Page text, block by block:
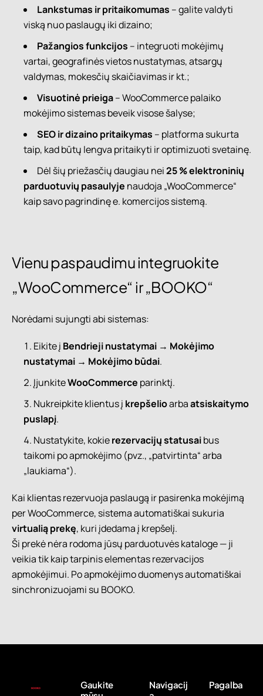
Lankstumas ir pritaikomumas – galite valdyti
viską nuo paslaugų iki dizaino;
Pažangios funkcijos – integruoti mokėjimų
vartai, geografinės vietos nustatymas, atsargų
valdymas, mokesčių skaičiavimas ir kt.;
Visuotinė prieiga– WooCommerce palaiko
mokėjimo sistemas beveik visose šalyse;
SEO ir dizaino pritaikymas – platforma sukurta
taip, kad būtų lengva pritaikyti ir optimizuoti svetainę.
Dėl šių priežasčių daugiau nei25 % elektroninių
parduotuvių pasaulyje naudoja „WooCommerce“
kaip savo pagrindinę e. komercijos sistemą.
Vienu paspaudimu integruokite
„WooCommerce“ ir „BOOKO“
Norėdami sujungti abi sistemas:
Eikite į Bendrieji nustatymai → Mokėjimo
nustatymai → Mokėjimo būdai.
ĮjunkiteWooCommerce parinktį.
Nukreipkite klientus į krepšelioarbaatsiskaitymo
puslapį.
Nustatykite, kokierezervacijų statusaibus
taikomi po apmokėjimo (pvz., „patvirtinta“ arba
„laukiama“).
Kai klientas rezervuoja paslaugą ir pasirenka mokėjimą
per WooCommerce, sistema automatiškai sukuria
virtualią prekę, kuri įdedama į krepšelį.
Ši prekė nėra rodoma jūsų parduotuvės kataloge — ji
veikia tik kaip tarpinis elementas rezervacijos
apmokėjimui. Po apmokėjimo duomenys automatiškai
sinchronizuojami su BOOKO.
Navigacij
Pagalba
Gaukite